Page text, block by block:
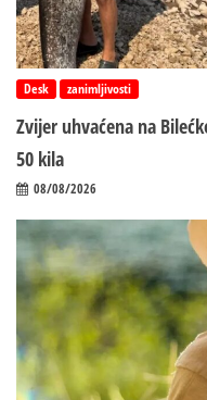
Desk zanimljivosti
Zvijer uhvaćena na
50 kila
08/08/2026